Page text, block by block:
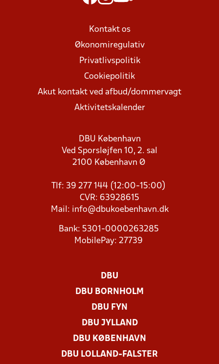
Kontakt os
Økonomiregulativ
Privatlivspolitik
Cookiepolitik
Akut kontakt ved afbud/dommervagt
Aktivitetskalender
DBU København
Ved Sporsløjfen 10, 2. sal
2100 København Ø
Tlf: 39 277 144 (12:00-15:00)
CVR: 63928615
Mail: info@dbukoebenhavn.dk
Bank: 5301-0000263285
MobilePay: 27739
DBU
DBU BORNHOLM
DBU FYN
DBU JYLLAND
DBU KØBENHAVN
DBU LOLLAND-FALSTER